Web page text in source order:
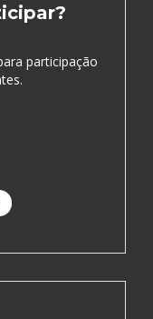
participação